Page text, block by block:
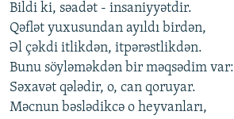
Bildi ki, səadət - insaniyyətdir.
Qəflət yuxusundan ayıldı birdən,
Əl çəkdi itlikdən, itpərəstlikdən.
Bunu söyləməkdən bir məqsədim var:
Səxavət qələdir, o, can qoruyar.
Məcnun bəslədikcə o heyvanları,